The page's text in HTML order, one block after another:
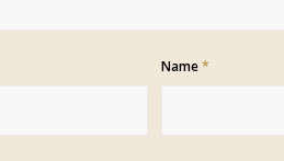
Name*